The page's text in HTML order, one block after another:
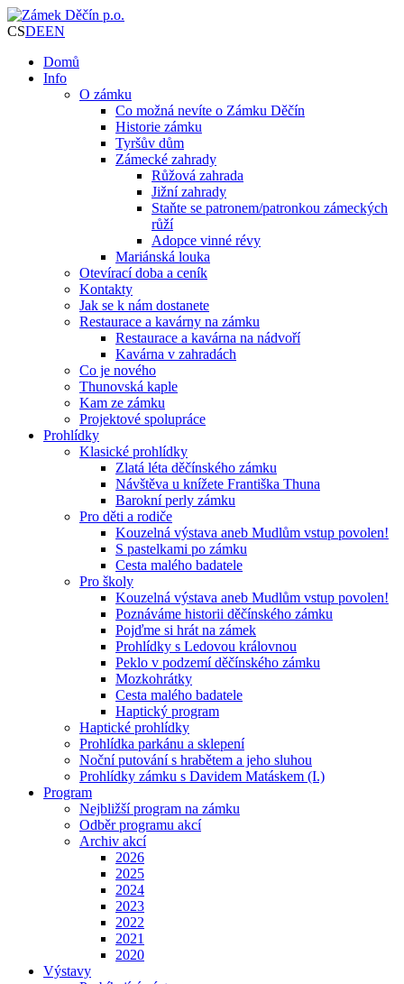
CSDEEN
Domů
Info
O zámku
Co možná nevíte o Zámku Děčín
Historie zámku
Tyršův dům
Zámecké zahrady
Růžová zahrada
Jižní zahrady
Staňte se patronem/patronkou zámeckých
růží
Adopce vinné révy
Mariánská louka
Otevírací doba a ceník
Kontakty
Jak se k nám dostanete
Restaurace a kavárny na zámku
Restaurace a kavárna na nádvoří
Kavárna v zahradách
Co je nového
Thunovská kaple
Kam ze zámku
Projektové spolupráce
Prohlídky
Klasické prohlídky
Zlatá léta děčínského zámku
Návštěva u knížete Františka Thuna
Barokní perly zámku
Pro děti a rodiče
Kouzelná výstava aneb Mudlům vstup povolen!
S pastelkami po zámku
Cesta malého badatele
Pro školy
Kouzelná výstava aneb Mudlům vstup povolen!
Poznáváme historii děčínského zámku
Pojďme si hrát na zámek
Prohlídky s Ledovou královnou
Peklo v podzemí děčínského zámku
Mozkohrátky
Cesta malého badatele
Haptický program
Haptické prohlídky
Prohlídka parkánu a sklepení
Noční putování s hrabětem a jeho sluhou
Prohlídky zámku s Davidem Matáskem (I.)
Program
Nejbližší program na zámku
Odběr programu akcí
Archiv akcí
2026
2025
2024
2023
2022
2021
2020
Výstavy